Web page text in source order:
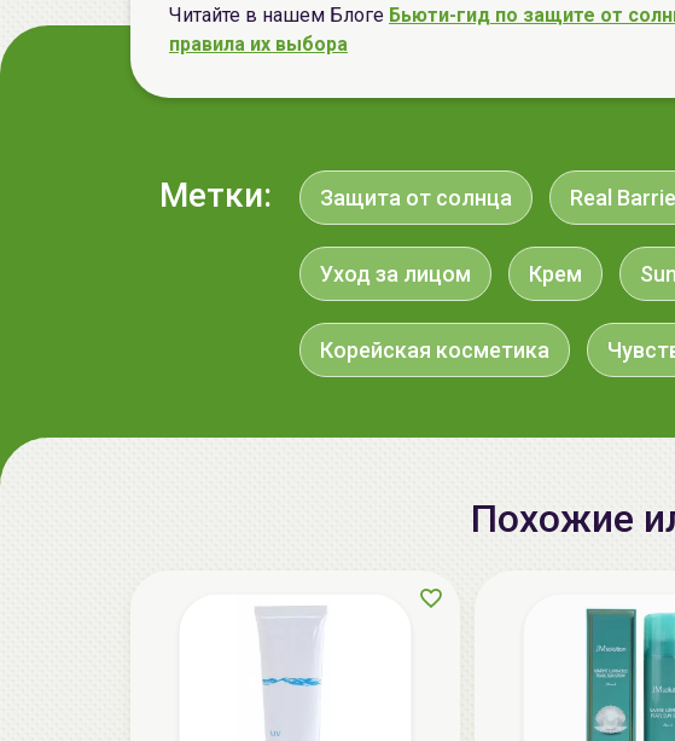
Читайте в нашем Блоге Бьюти-гид по защите от
правила их выбора
Метки: Защита от солнца Real
Уход за лицом Крем
Корейская косметика
Похожие